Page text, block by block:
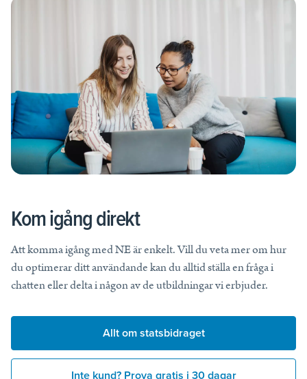
Kom igång direkt
Att komma igång med NE är enkelt. Vill du veta mer om hur
du optimerar ditt användande kan du alltid ställa en fråga i
chatten eller delta i någon av de utbildningar vi erbjuder.
Allt om statsbidraget
Inte kund? Prova gratis i 30 dagar